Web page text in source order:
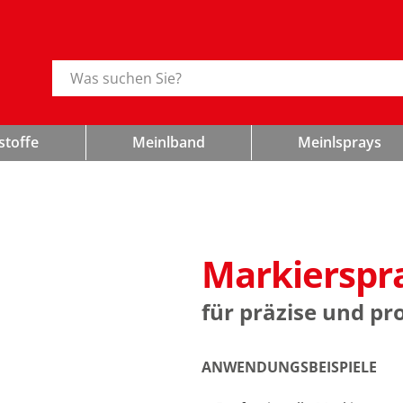
Suche
Meinlband Meinlsprays
für präzise und
ANWENDUNGSBEISPIELE